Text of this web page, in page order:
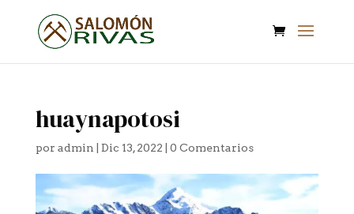
huaynapotosi
por admin Dic 13, 2022 0 Comentarios